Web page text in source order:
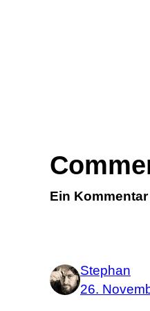
Ein
Stephan
26.